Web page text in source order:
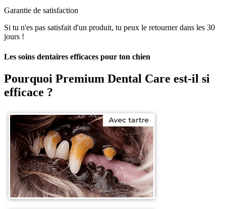
Garantie de satisfaction
Si tu n'es pas satisfait d'un produit, tu peux le retourner dans les 30
jours !
Les soins dentaires efficaces pour ton chien
Pourquoi Premium Dental Care est-il si
efficace ?